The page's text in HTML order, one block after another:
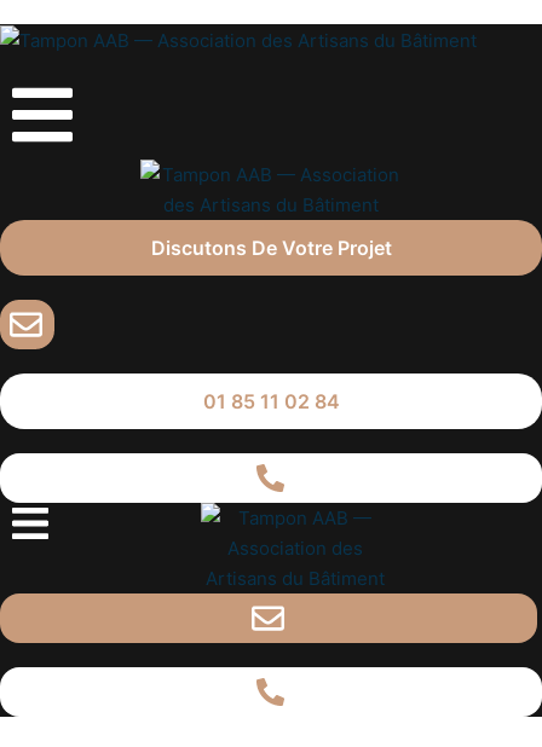
Discutons De Votre Projet
01 85 11 02 84